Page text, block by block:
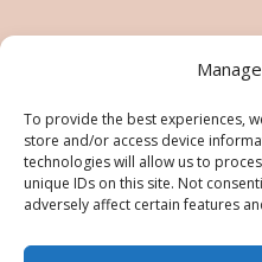
To provide the best experiences,
store and/or access device
technologies will allow us to
unique IDs on this site. Not
adversely affect certain features